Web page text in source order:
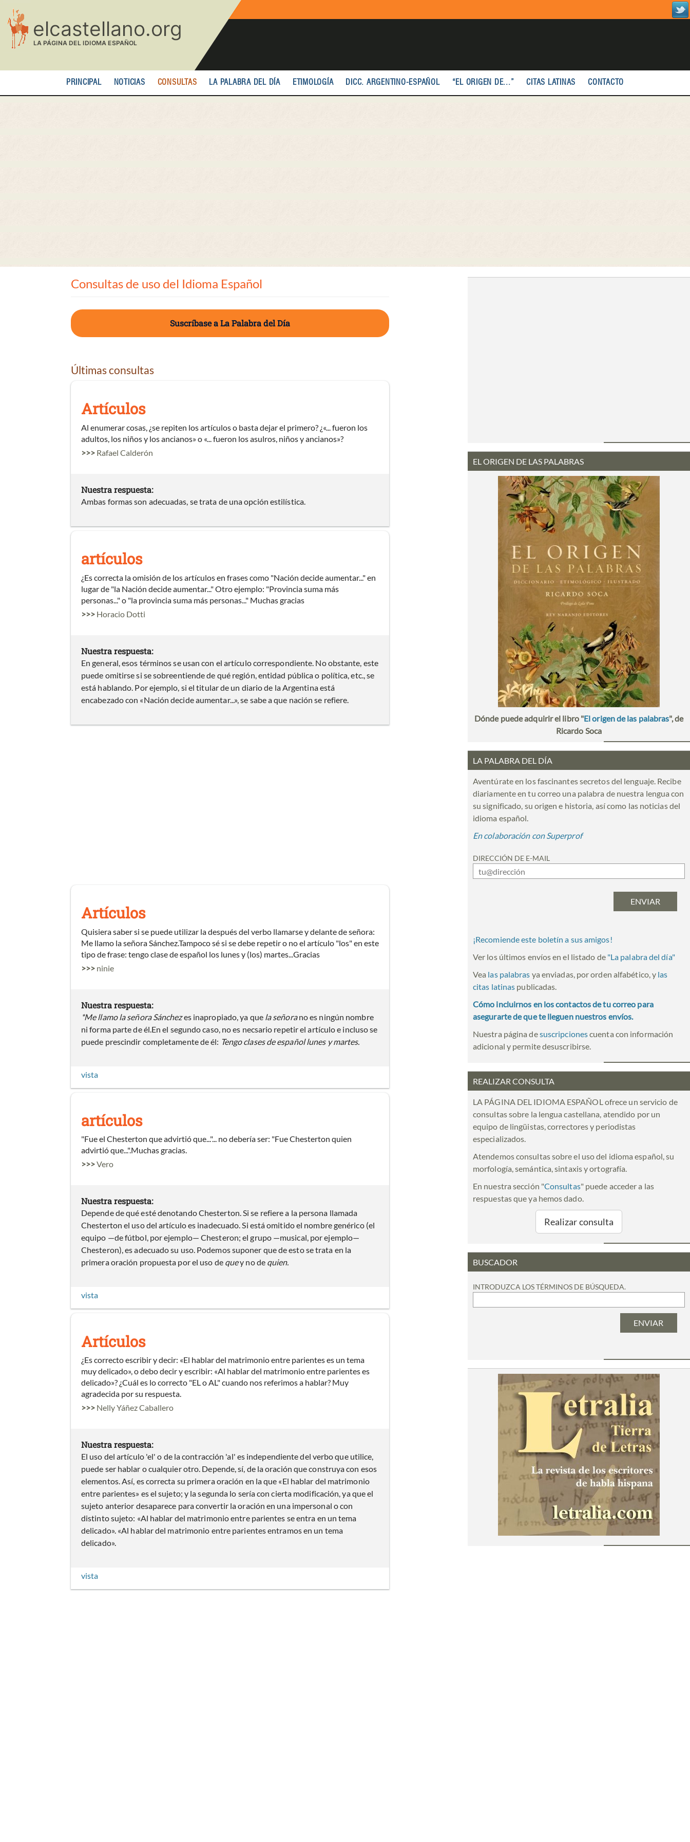
contenido
principal
PRINCIPAL NOTICIAS CONSULTAS LA PALABRA DEL DÍA ETIMOLOGÍA DICC. ARGENTINO-ESPAÑOL “EL ORIGEN DE...” CITAS LATINAS CONTACTO
Consultas de uso del Idioma Español
Suscríbase a La Palabra del Día
Últimas consultas
Artículos
Al enumerar cosas, ¿se repiten los artículos o basta dejar el primero? ¿«... fueron los
adultos, los niños y los ancianos» o «... fueron los asulros, niños y ancianos»?
>>> Rafael Calderón
Nuestra respuesta:
Ambas formas son adecuadas, se trata de una opción estilística.
artículos
¿Es correcta la omisión de los artículos en frases como "Nación decide aumentar..." en
lugar de "la Nación decide aumentar..." Otro ejemplo: "Provincia suma más
personas..." o "la provincia suma más personas..." Muchas gracias
>>> Horacio Dotti
Nuestra respuesta:
En general, esos términos se usan con el artículo correspondiente. No obstante, este
puede omitirse si se sobreentiende de qué región, entidad pública o política, etc., se
está hablando. Por ejemplo, si el titular de un diario de la Argentina está
encabezado con «Nación decide aumentar...», se sabe a que nación se refiere.
Artículos
Quisiera saber si se puede utilizar la después del verbo llamarse y delante de señora:
Me llamo la señora Sánchez.Tampoco sé si se debe repetir o no el artículo "los" en este
tipo de frase: tengo clase de español los lunes y (los) martes...Gracias
>>> ninie
Nuestra respuesta:
*Me llamo la señora Sánchezes inapropiado, ya que la señorano es ningún nombre
ni forma parte de él.En el segundo caso, no es necsario repetir el artículo e incluso se
puede prescindir completamente de él: Tengo clases de español lunes y martes.
vista
artículos
"Fue el Chesterton que advirtió que..."... no debería ser: "Fue Chesterton quien
advirtió que...".Muchas gracias.
>>>Vero
Nuestra respuesta:
Depende de qué esté denotando Chesterton. Si se refiere a la persona llamada
Chesterton el uso del artículo es inadecuado. Si está omitido el nombre genérico (el
equipo —de fútbol, por ejemplo— Chesteron; el grupo —musical, por ejemplo—
Chesteron), es adecuado su uso. Podemos suponer que de esto se trata en la
primera oración propuesta por el uso de quey no de quien.
vista
Artículos
¿Es correcto escribir y decir: «El hablar del matrimonio entre parientes es un tema
muy delicado», o debo decir y escribir: «Al hablar del matrimonio entre parientes es
delicado»? ¿Cuál es lo correcto "EL o AL" cuando nos referimos a hablar? Muy
agradecida por su respuesta.
>>> Nelly Yáñez Caballero
Nuestra respuesta:
El uso del artículo 'el' o de la contracción 'al' es independiente del verbo que utilice,
puede ser hablar o cualquier otro. Depende, sí, de la oración que construya con esos
elementos. Así, es correcta su primera oración en la que «El hablar del matrimonio
entre parientes» es el sujeto; y la segunda lo sería con cierta modificación, ya que el
sujeto anterior desaparece para convertir la oración en una impersonal o con
distinto sujeto: «Al hablar del matrimonio entre parientes se entra en un tema
delicado». «Al hablar del matrimonio entre parientes entramos en un tema
delicado».
vista
EL ORIGEN DE LAS PALABRAS
Dónde puede adquirir el libro "El origen de las palabras", de
Ricardo Soca
LA PALABRA DEL DÍA
Aventúrate en los fascinantes secretos del lenguaje. Recibe
diariamente en tu correo una palabra de nuestra lengua con
su significado, su origen e historia, así como las noticias del
idioma español.
En colaboración con Superprof
DIRECCIÓN DE E-MAIL
¡Recomiende este boletín a sus amigos!
Ver los últimos envíos en el listado de "La palabra del día"
Vea las palabras ya enviadas, por orden alfabético, y las
citas latinas publicadas.
Cómo incluirnos en los contactos de tu correo para
asegurarte de que te lleguen nuestros envíos.
Nuestra página desuscripcionescuenta con información
adicional y permite desuscribirse.
REALIZAR CONSULTA
LA PÁGINA DEL IDIOMA ESPAÑOL ofrece un servicio de
consultas sobre la lengua castellana, atendido por un
equipo de lingüistas, correctores y periodistas
especializados.
Atendemos consultas sobre el uso del idioma español, su
morfología, semántica, sintaxis y ortografía.
En nuestra sección "Consultas" puede acceder a las
respuestas que ya hemos dado.
Realizar consulta
BUSCADOR
INTRODUZCA LOS TÉRMINOS DE BÚSQUEDA.